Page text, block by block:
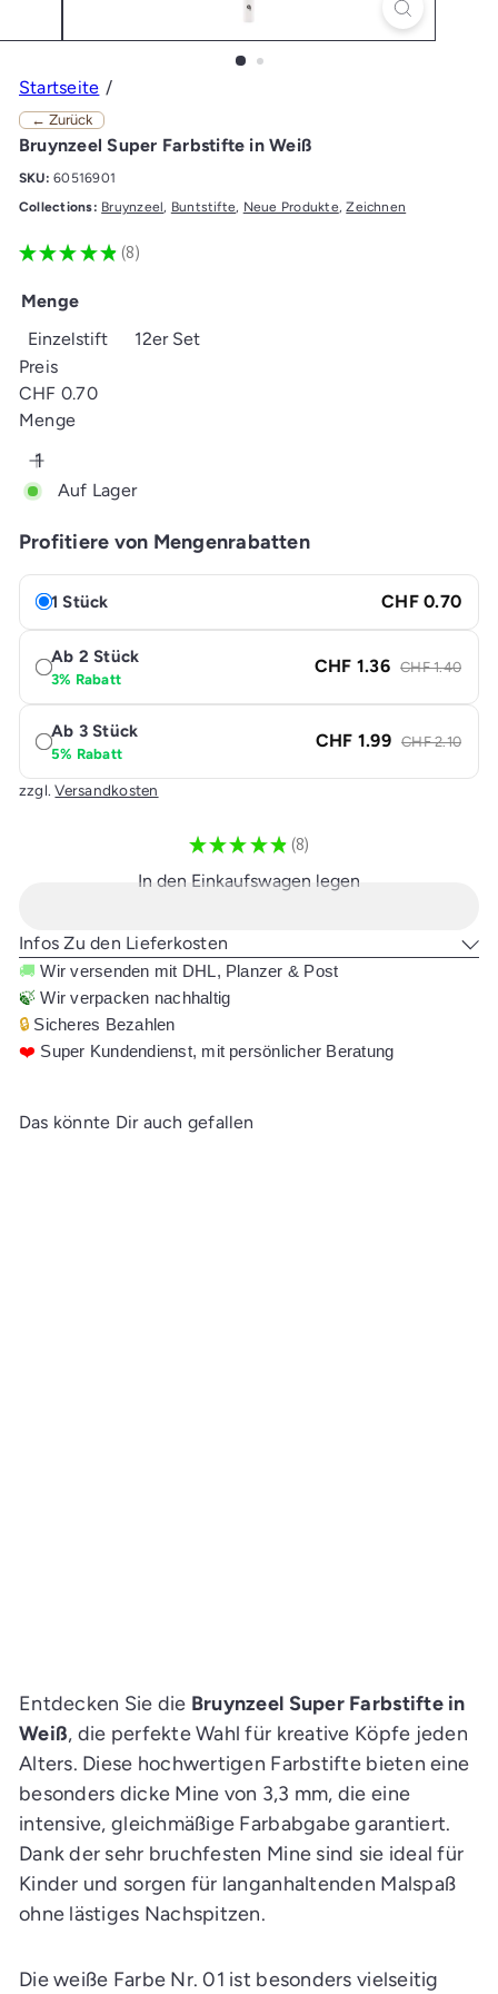
Startseite
← Zurück
Bruynzeel Super Farbstifte in Weiß
SKU: 60516901
Collections: Bruynzeel, Buntstifte, Neue Produkte,Zeichnen
★ ★ ★ ★ ★ 8
8
Menge
Einzelstift
12er Set
Preis
Normaler
Preis
CHF 0.70
Menge
Auf Lager
Profitiere von Mengenrabatten
1 Stück CHF 0.70
Ab 2 Stück
3% Rabatt
CHF 1.36 CHF 1.40
Ab 3 Stück
5% Rabatt
CHF 1.99 CHF 2.10
zzgl.Versandkosten
★ ★ ★ ★ ★ 8
8
In den Einkaufswagen legen
Infos Zu den Lieferkosten
🚚 Wir versenden mit DHL, Planzer & Post
🍃 Wir verpacken nachhaltig
🔒 Sicheres Bezahlen
❤️ Super Kundendienst, mit persönlicher Beratung
Das könnte Dir auch gefallen
Entdecken Sie die Bruynzeel Super Farbstifte in
Weiß, die perfekte Wahl für kreative Köpfe jeden
Alters. Diese hochwertigen Farbstifte bieten eine
besonders dicke Mine von 3,3 mm, die eine
intensive, gleichmäßige Farbabgabe garantiert.
Dank der sehr bruchfesten Mine sind sie ideal für
Kinder und sorgen für langanhaltenden Malspaß
ohne lästiges Nachspitzen.
Die weiße Farbe Nr. 01 ist besonders vielseitig